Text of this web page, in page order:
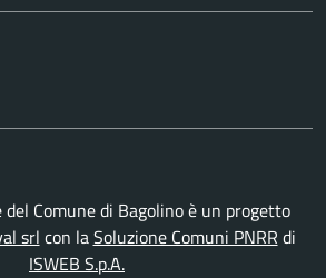
Comune di Bagolino è un progetto
srl con laSoluzione Comuni PNRR di
ISWEB S.p.A.